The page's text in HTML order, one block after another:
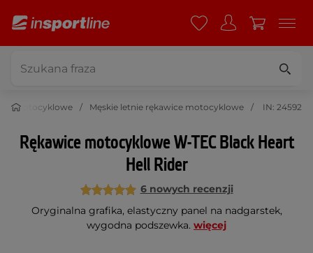
motocyklowe Męskie letnie rękawice motocyklowe IN: 24592
Rękawice motocyklowe W-TEC Black Heart
Hell Rider
6 nowych recenzji
Oryginalna grafika, elastyczny panel na nadgarstek,
wygodna podszewka. więcej